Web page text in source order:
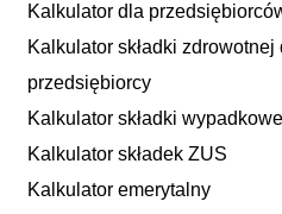
Kalkulator dla
Kalkulator składki zdrowotnej
przedsiębiorcy
Kalkulator składki
Kalkulator składek ZUS
Kalkulator emerytalny